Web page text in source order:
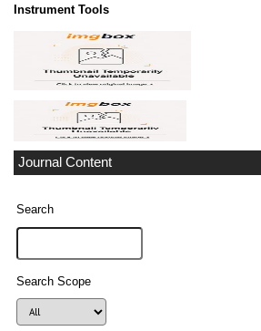
Instrument Tools
Journal Content
Search
Search Scope